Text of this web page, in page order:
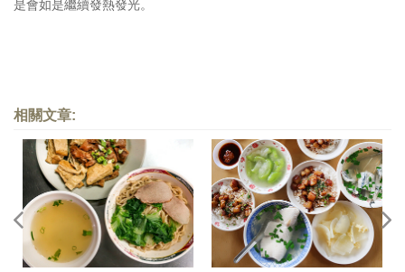
是會如是繼續發熱發光。
相關文章: